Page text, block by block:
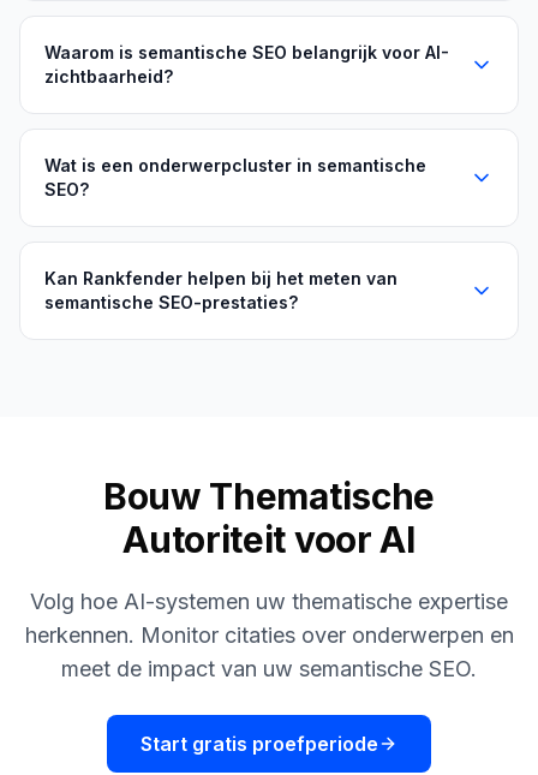
Waarom is semantische SEO belangrijk voor AI-
zichtbaarheid?
Wat is een onderwerpcluster in semantische
SEO?
Kan Rankfender helpen bij het meten van
semantische SEO-prestaties?
Bouw Thematische
Autoriteit voor AI
Volg hoe AI-systemen uw thematische expertise
herkennen. Monitor citaties over onderwerpen en
meet de impact van uw semantische SEO.
Start gratis proefperiode